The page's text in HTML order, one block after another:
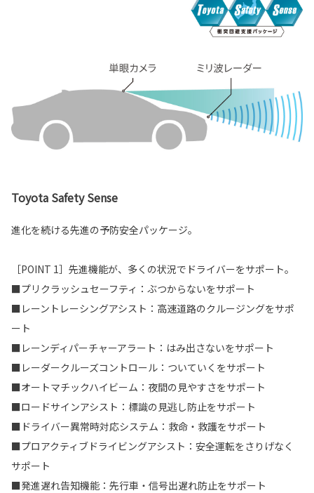
Toyota Safety Sense
進化を続ける先進の予防安全パッケージ。
［POINT 1］先進機能が、多くの状況でドライバーをサポート。
■プリクラッシュセーフティ：ぶつからないをサポート
■レーントレーシングアシスト：高速道路のクルージングをサポ
ート
■レーンディパーチャーアラート：はみ出さないをサポート
■レーダークルーズコントロール：ついていくをサポート
■オートマチックハイビーム：夜間の見やすさをサポート
■ロードサインアシスト：標識の見逃し防止をサポート
■ドライバー異常時対応システム：救命・救護をサポート
■プロアクティブドライビングアシスト：安全運転をさりげなく
サポート
■発進遅れ告知機能：先行車・信号出遅れ防止をサポート